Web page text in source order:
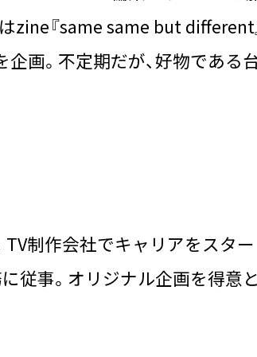
zine『same same but different
画。不定期だが、好物である
制作会社でキャリアをスタ
従事。オリジナル企画を得意